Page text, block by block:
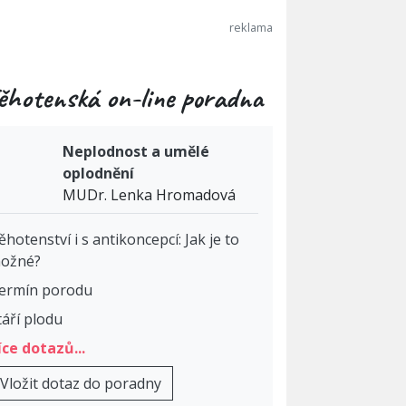
on-line poradna
Neplodnost a umělé
oplodnění
MUDr. Lenka Hromadová
i s antikoncepcí: Jak je to
porodu
plodu
dotazů...
Vložit dotaz do poradny